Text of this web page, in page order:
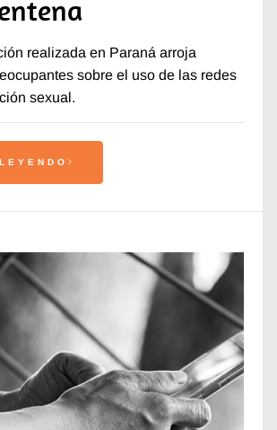
realizada en Paraná arroja
sobre el uso de las redes
sexual.